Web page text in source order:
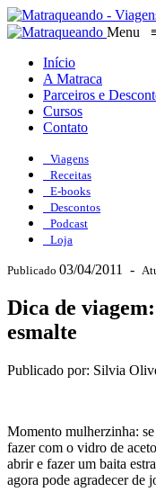
Menu
Início
A Matraca
Parceiros e
Cursos
Contato
Viagens
Receitas
E-books
Descontos
Podcast
Loja
Publicado 03/04/2011 -
Dica de
esmalte
Publicado por: Silvia
Momento mulherzinha:
fazer com o vidro de
abrir e fazer um baita
agora pode agradecer de